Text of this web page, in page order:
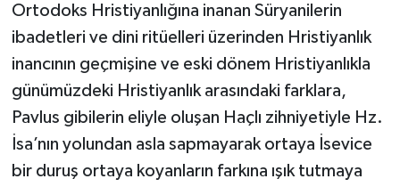
Ortodoks Hristiyanlığına inanan Süryanilerin
ibadetleri ve dini ritüelleri üzerinden Hristiyanlık
inancının geçmişine ve eski dönem Hristiyanlıkla
günümüzdeki Hristiyanlık arasındaki farklara,
Pavlus gibilerin eliyle oluşan Haçlı zihniyetiyle Hz.
İsa’nın yolundan asla sapmayarak ortaya İsevice
bir duruş ortaya koyanların farkına ışık tutmaya